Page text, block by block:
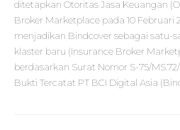
ditetapkan Otoritas Jasa Keuangan
Broker Marketplace pada 10 Februari
menjadikan Bindcover sebagai satu-
klaster baru (Insurance Broker
berdasarkan Surat Nomor S-75/
Bukti Tercatat PT BCI Digital Asia